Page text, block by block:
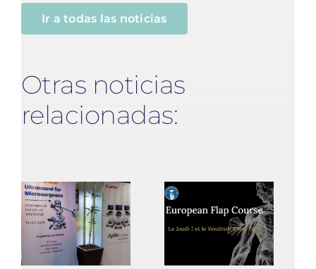
Ir a todas las noticias
Otras noticias
relacionadas: